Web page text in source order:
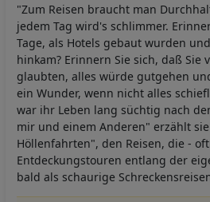
"Zum Reisen braucht man
jedem Tag wird's schlimmer.
Tage, als Hotels gebaut wurden
hinkam? Erinnern Sie sich, daß Sie
glaubten, alles würde gutgehen
ein Wunder, wenn nicht alles
war ihr Leben lang süchtig nach
mir und einem Anderen" erzählt
Höllenfahrten", den Reisen, die -
Entdeckungstouren entlang der
bald als schaurige